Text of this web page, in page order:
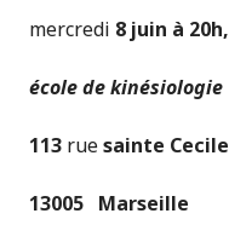
mercredi 8 juin à 20h,
école de kinésiologie
113 ruesainte Cecile
13005 Marseille